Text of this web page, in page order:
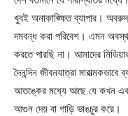
খুবই অনাকাঙ্ক্ষিত ব্যাপার।
দমবন্ধ করা পরিবেশ। এমন
করতে পারছি না। আমাদের
দৈনন্দিন জীবনযাত্রা
আতঙ্কের মধ্যে আছে যে কখন
আগুন দেয় বা গাড়ি ভাঙচুর করে।